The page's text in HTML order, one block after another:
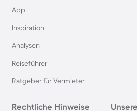
Bungalows in Kellenhusen
Bungalows in Spanien
App
Inspiration
Analysen
Reiseführer
Ratgeber für Vermieter
Rechtliche Hinweise